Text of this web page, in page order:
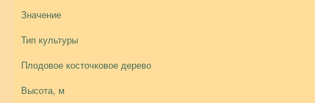
Значение
Тип культуры
Плодовое косточковое дерево
Высота, м